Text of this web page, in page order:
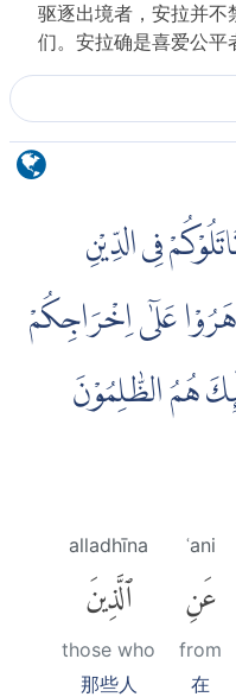
驱逐出境者，安拉并不
们。安拉确是喜爱公平
فِى الدِّيْنِ
عَلٰٓى اِخْرَاجِكُمْ
هُمُ الظّٰلِمُوْنَ
ʿani
عَنِ
from
在
alladhīna
ٱلَّذِينَ
those who
那些人